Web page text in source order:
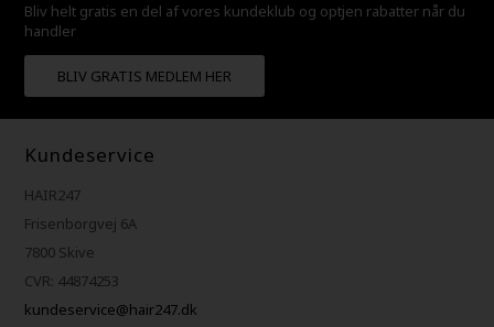
Bliv helt gratis en del af vores kundeklub og optjen rabatter når du
handler
BLIV GRATIS MEDLEM HER
Kundeservice
HAIR247
Frisenborgvej 6A
7800 Skive
CVR: 44874253
kundeservice@hair247.dk